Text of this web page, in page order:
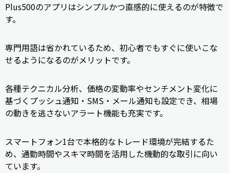
Plus500のアプリはシンプルかつ直感的に使えるのが特徴で
す。
専門用語は省かれているため、初心者でもすぐに使いこな
せるようになるのがメリットです。
各種テクニカル分析、価格の変動率やセンチメント変化に
基づくプッシュ通知・SMS・メール通知も設定でき、相場
の動きを逃さないアラート機能も充実です。
スマートフォン1台で本格的なトレード環境が完結するた
め、通勤時間やスキマ時間を活用した機動的な取引に向い
ています。